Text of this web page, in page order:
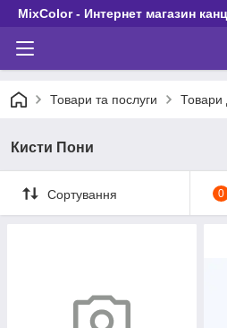
MixColor - Интернет магазин
Товари та послуги Товари
Кисти Пони
Сортування 0